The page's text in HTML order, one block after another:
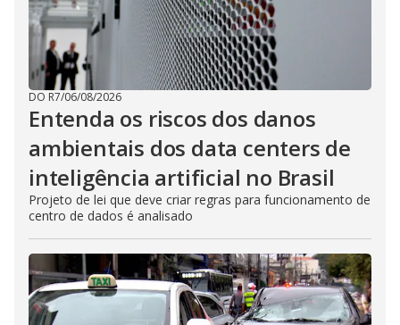
DO R7/06/08/2026
Entenda os riscos dos danos
ambientais dos data centers de
inteligência artificial no Brasil
Projeto de lei que deve criar regras para funcionamento de
centro de dados é analisado